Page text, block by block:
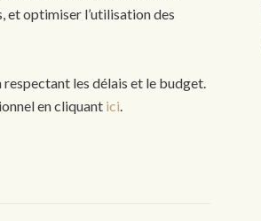
et optimiser l’utilisation des
les délais et le budget.
en cliquant ici.